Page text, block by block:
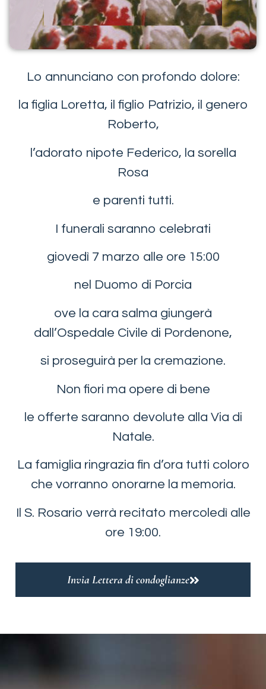
Lo annunciano con profondo dolore:
la figlia Loretta, il figlio Patrizio, il genero
Roberto,
l’adorato nipote Federico, la sorella
Rosa
e parenti tutti.
I funerali saranno celebrati
giovedì 7 marzo alle ore 15:00
nel Duomo di Porcia
ove la cara salma giungerà
dall’Ospedale Civile di Pordenone,
si proseguirà per la cremazione.
Non fiori ma opere di bene
le offerte saranno devolute alla Via di
Natale.
La famiglia ringrazia fin d’ora tutti coloro
che vorranno onorarne la memoria.
Il S. Rosario verrà recitato mercoledì alle
ore 19:00.
Invia Lettera di condoglianze